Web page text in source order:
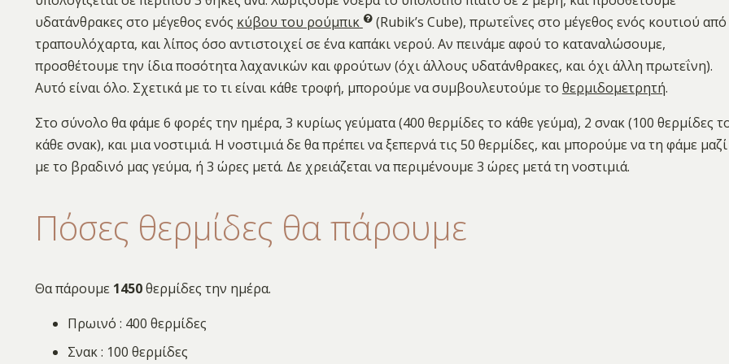
υδατάνθρακες στο μέγεθος ενός κύβου του ρούμπικ
(Rubik’s Cube), πρωτεΐνες στο μέγεθος ενός κουτιού από
τραπουλόχαρτα, και λίπος όσο αντιστοιχεί σε ένα καπάκι νερού. Αν πεινάμε αφού το καταναλώσουμε,
προσθέτουμε την ίδια ποσότητα λαχανικών και φρούτων (όχι άλλους υδατάνθρακες, και όχι άλλη πρωτεΐνη).
Αυτό είναι όλο. Σχετικά με το τι είναι κάθε τροφή, μπορούμε να συμβουλευτούμε το θερμιδομετρητή.
Στο σύνολο θα φάμε 6 φορές την ημέρα, 3 κυρίως γεύματα (400 θερμίδες το κάθε γεύμα), 2 σνακ (100 θερμίδες
κάθε σνακ), και μια νοστιμιά. Η νοστιμιά δε θα πρέπει να ξεπερνά τις 50 θερμίδες, και μπορούμε να τη φάμε μαζί
με το βραδινό μας γεύμα, ή 3 ώρες μετά. Δε χρειάζεται να περιμένουμε 3 ώρες μετά τη νοστιμιά.
Πόσες θερμίδες θα πάρουμε
Θα πάρουμε 1450θερμίδες την ημέρα.
Πρωινό : 400 θερμίδες
Σνακ : 100 θερμίδες